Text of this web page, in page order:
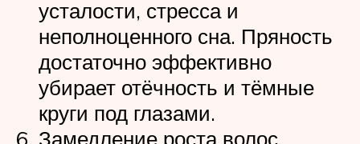
усталости, стресса и
неполноценного сна. Пряность
достаточно эффективно
убирает отёчность и тёмные
круги под глазами.
Замедление роста волос.